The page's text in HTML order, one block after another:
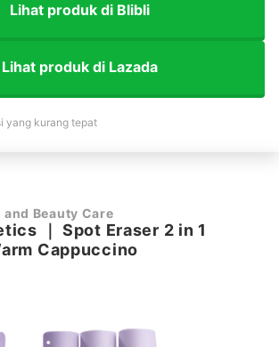
Lihat produk di Blibli
Lihat produk di Lazada
yang kurang tepat
Beauty Care
｜ Spot Eraser 2 in 1
Cappuccino